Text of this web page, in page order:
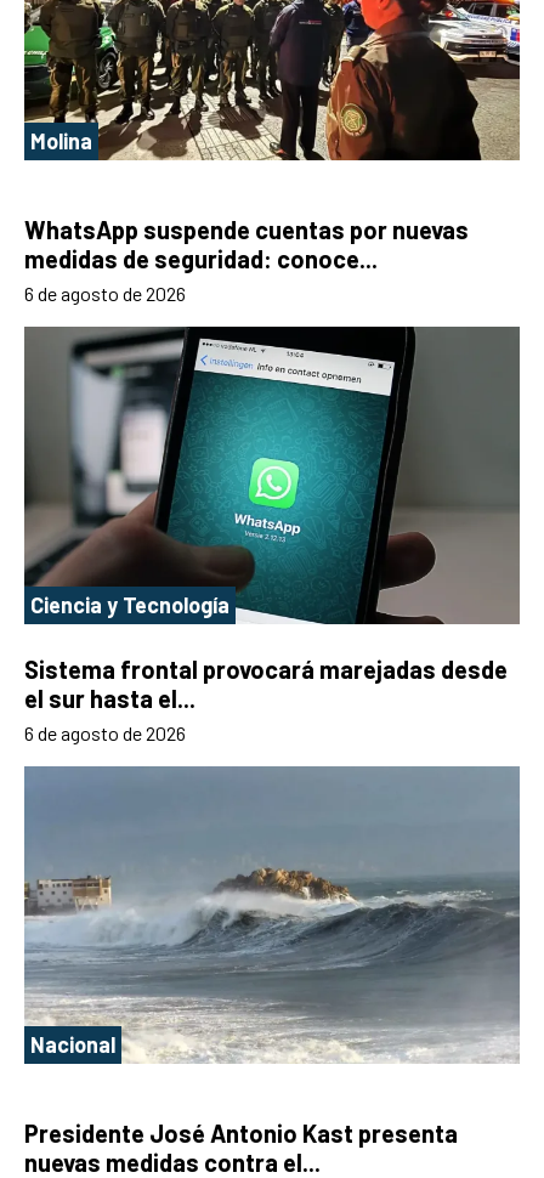
Molina
WhatsApp suspende cuentas por nuevas
medidas de seguridad: conoce...
6 de agosto de 2026
Ciencia y Tecnología
Sistema frontal provocará marejadas desde
el sur hasta el...
6 de agosto de 2026
Nacional
Presidente José Antonio Kast presenta
nuevas medidas contra el...